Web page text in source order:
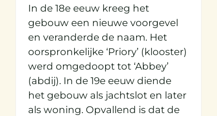
In de 18e eeuw kreeg het
gebouw een nieuwe voorgevel
en veranderde de naam. Het
oorspronkelijke ‘Priory’ (klooster)
werd omgedoopt tot ‘Abbey’
(abdij). In de 19e eeuw diende
het gebouw als jachtslot en later
als woning. Opvallend is dat de